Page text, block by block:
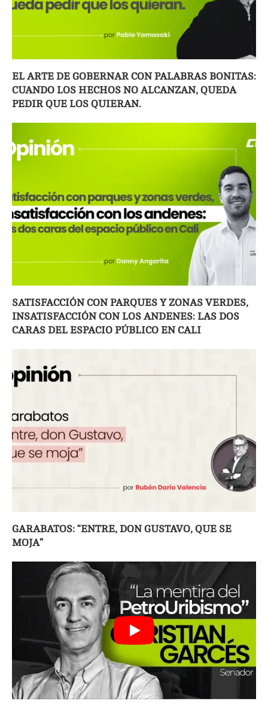
EL ARTE DE GOBERNAR CON PALABRAS BONITAS:
CUANDO LOS HECHOS NO ALCANZAN, QUEDA
PEDIR QUE LOS QUIERAN.
SATISFACCIÓN CON PARQUES Y ZONAS VERDES,
INSATISFACCIÓN CON LOS ANDENES: LAS DOS
CARAS DEL ESPACIO PÚBLICO EN CALI
GARABATOS: “ENTRE, DON GUSTAVO, QUE SE
MOJA”